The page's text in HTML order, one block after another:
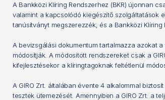
A Bankközi Klíring Rendszerhez (BKR) újonnan
valamint a kapcsolódó kiegészítő szolgáltatások
tanúsítványt megszerezzék, és a Bankközi
A bevizsgálási dokumentum tartalmazza azokat
módosítják. A módosított rendszereket csak a
kifejlesztésekor a klíringtagoknak feltétlenül
A GIRO Zrt. általában évente 4 alkalommal
tesztek ütemezését. Amennyiben a GIRO Zrt. a